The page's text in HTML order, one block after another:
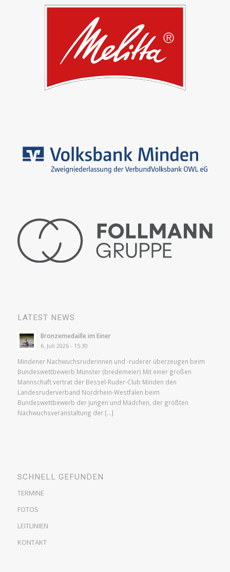
LATEST NEWS
Bronzemedaille im Einer
6. Juli 2026 - 15:30
Mindener Nachwuchsruderinnen und -ruderer überzeugen beim
Bundeswettbewerb Münster (bredemeier) Mit einer großen
Mannschaft vertrat der Bessel-Ruder-Club Minden den
Landesruderverband Nordrhein-Westfalen beim
Bundeswettbewerb der Jungen und Mädchen, der größten
Nachwuchsveranstaltung der […]
SCHNELL GEFUNDEN
TERMINE
FOTOS
LEITLINIEN
KONTAKT